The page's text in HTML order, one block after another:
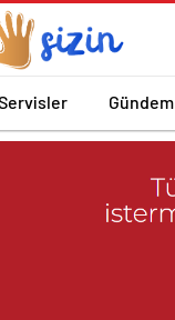
Gündem